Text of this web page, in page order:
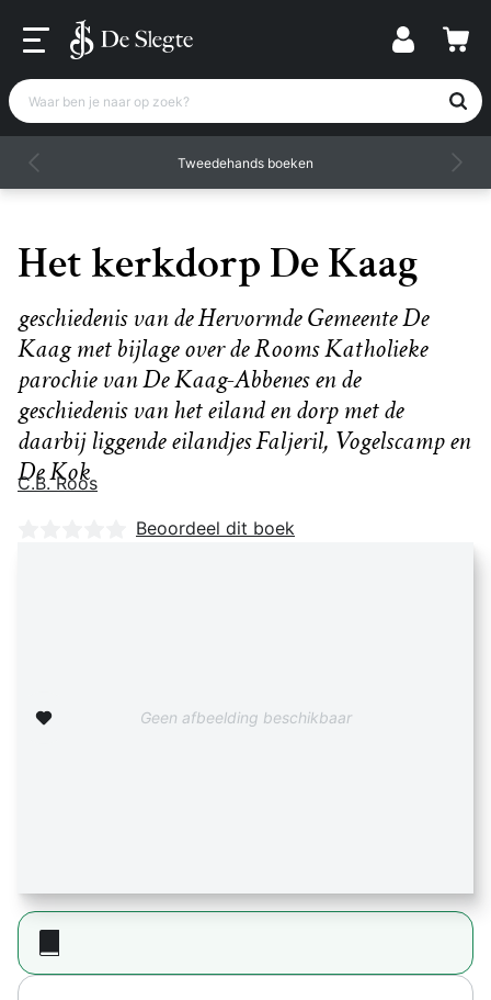
Waar ben je naar op zoek?
Tweedehands boeken
Het kerkdorp De Kaag
geschiedenis van de Hervormde Gemeente De
Kaag met bijlage over de Rooms Katholieke
parochie van De Kaag-Abbenes en de
geschiedenis van het eiland en dorp met de
daarbij liggende eilandjes Faljeril, Vogelscamp en
De Kok
C.B. Roos
Nog geen beoordelingen
Beoordeel dit boek
Geen afbeelding beschikbaar